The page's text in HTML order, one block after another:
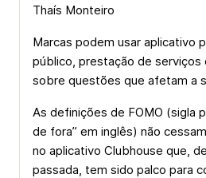
Thaís Monteiro
Marcas podem usar aplicativo
público, prestação de
sobre questões que afetam a
As definições de FOMO (sigla
de fora” em inglês) não
no aplicativo Clubhouse que,
passada, tem sido palco para